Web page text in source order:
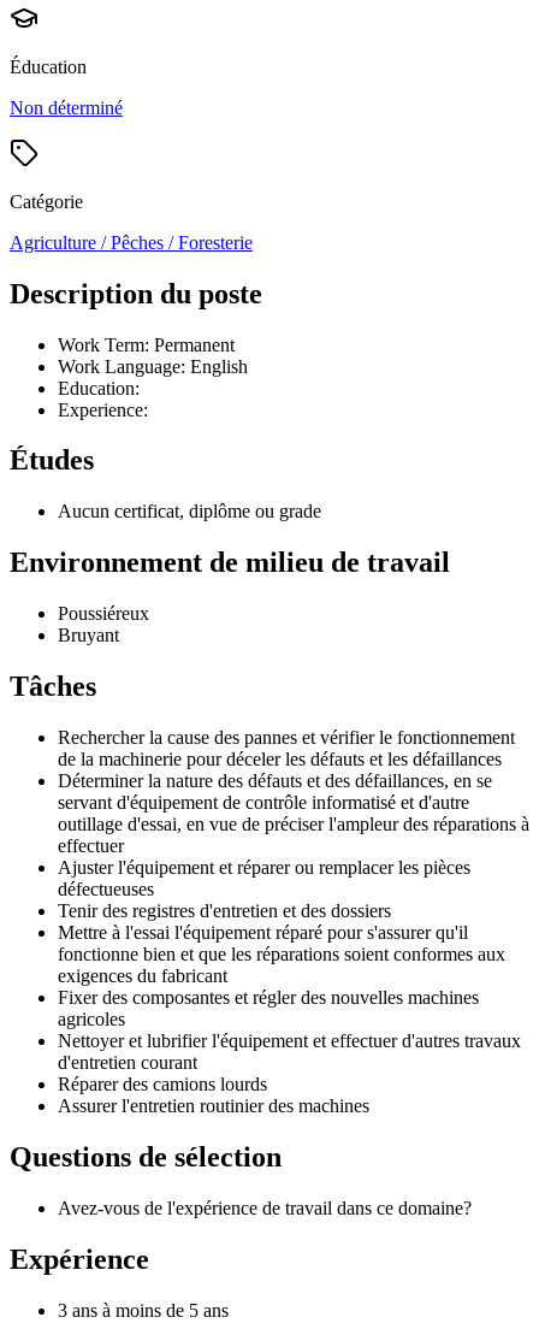
Éducation
Non déterminé
Catégorie
Agriculture / Pêches / Foresterie
Description du poste
Work Term: Permanent
Work Language: English
Education:
Experience:
Études
Aucun certificat, diplôme ou grade
Environnement de milieu de travail
Poussiéreux
Bruyant
Tâches
Rechercher la cause des pannes et vérifier le fonctionnement
de la machinerie pour déceler les défauts et les défaillances
Déterminer la nature des défauts et des défaillances, en se
servant d'équipement de contrôle informatisé et d'autre
outillage d'essai, en vue de préciser l'ampleur des réparations à
effectuer
Ajuster l'équipement et réparer ou remplacer les pièces
défectueuses
Tenir des registres d'entretien et des dossiers
Mettre à l'essai l'équipement réparé pour s'assurer qu'il
fonctionne bien et que les réparations soient conformes aux
exigences du fabricant
Fixer des composantes et régler des nouvelles machines
agricoles
Nettoyer et lubrifier l'équipement et effectuer d'autres travaux
d'entretien courant
Réparer des camions lourds
Assurer l'entretien routinier des machines
Questions de sélection
Avez-vous de l'expérience de travail dans ce domaine?
Expérience
3 ans à moins de 5 ans